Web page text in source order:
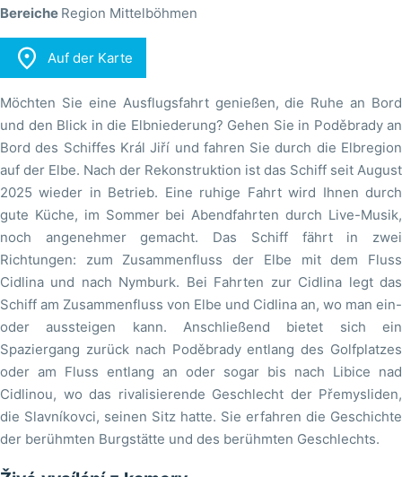
Bereiche Region Mittelböhmen
 Auf der Karte
Möchten Sie eine Ausflugsfahrt genießen, die Ruhe an Bord
und den Blick in die Elbniederung? Gehen Sie in Poděbrady an
Bord des Schiffes Král Jiří und fahren Sie durch die Elbregion
auf der Elbe. Nach der Rekonstruktion ist das Schiff seit August
2025 wieder in Betrieb. Eine ruhige Fahrt wird Ihnen durch
gute Küche, im Sommer bei Abendfahrten durch Live-Musik,
noch angenehmer gemacht. Das Schiff fährt in zwei
Richtungen: zum Zusammenfluss der Elbe mit dem Fluss
Cidlina und nach Nymburk. Bei Fahrten zur Cidlina legt das
Schiff am Zusammenfluss von Elbe und Cidlina an, wo man ein-
oder aussteigen kann. Anschließend bietet sich ein
Spaziergang zurück nach Poděbrady entlang des Golfplatzes
oder am Fluss entlang an oder sogar bis nach Libice nad
Cidlinou, wo das rivalisierende Geschlecht der Přemysliden,
die Slavníkovci, seinen Sitz hatte. Sie erfahren die Geschichte
der berühmten Burgstätte und des berühmten Geschlechts.